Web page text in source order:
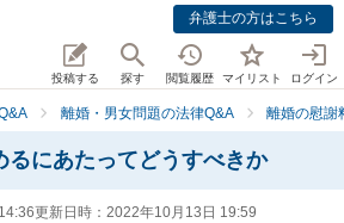
弁護士の方はこちら
投稿する 探す 閲覧履歴 マイリスト ログイン
離婚・男女問題の法律Q&A 離婚の慰謝
るにあたってどうすべきか
更新日時： 2022年10月13日 19:59